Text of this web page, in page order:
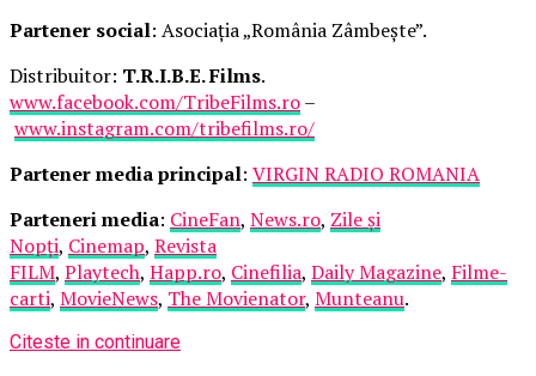
Partener social: Asociația „România Zâmbește”.
Distribuitor: T.R.I.B.E. Films.
www.facebook.com/TribeFilms.ro–
www.instagram.com/tribefilms.ro/
Partener media principal: VIRGIN RADIO ROMANIA
Parteneri media: CineFan, News.ro, Zile și
Nopți, Cinemap, Revista
FILM, Playtech, Happ.ro, Cinefilia, Daily Magazine, Filme-
carti, MovieNews, The Movienator, Munteanu.
Citeste in continuare